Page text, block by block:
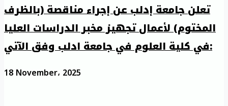
تعلن جامعة إدلب عن إجراء مناقصة (بالظرف
المختوم) لأعمال تجهيز مخبر الدراسات العليا
في كلية العلوم في جامعة ادلب وفق الآتي:
18 November، 2025